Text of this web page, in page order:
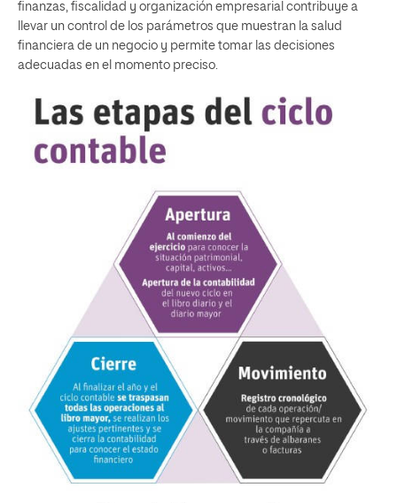
finanzas, fiscalidad y organización empresarial contribuye a
llevar un control de los parámetros que muestran la salud
financiera de un negocio y permite tomar las decisiones
adecuadas en el momento preciso.